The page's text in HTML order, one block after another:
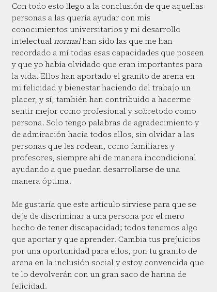
Con todo esto llego a la conclusión de que aquellas
personas a las quería ayudar con mis
conocimientos universitarios y mi desarrollo
intelectualnormalhan sido las que me han
recordado a mí todas esas capacidades que poseen
y que yo había olvidado que eran importantes para
la vida. Ellos han aportado el granito de arena en
mi felicidad y bienestar haciendo del trabajo un
placer, y sí, también han contribuido a hacerme
sentir mejor como profesional y sobretodo como
persona. Solo tengo palabras de agradecimiento y
de admiración hacia todos ellos, sin olvidar a las
personas que les rodean, como familiares y
profesores, siempre ahí de manera incondicional
ayudando a que puedan desarrollarse de una
manera óptima.
Me gustaría que este artículo sirviese para que se
deje de discriminar a una persona por el mero
hecho de tener discapacidad; todos tenemos algo
que aportar y que aprender. Cambia tus prejuicios
por una oportunidad para ellos, pon tu granito de
arena en la inclusión social y estoy convencida que
te lo devolverán con un gran saco de harina de
felicidad.